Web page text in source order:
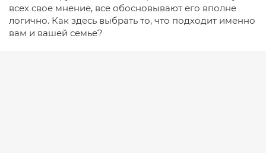
всех свое мнение, все обосновывают его вполне
логично. Как здесь выбрать то, что подходит именно
вам и вашей семье?